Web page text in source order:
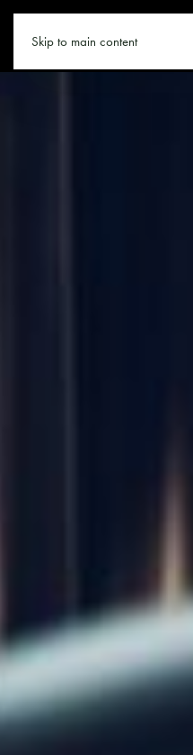
Skip to main content
APPARTEMENT.CO